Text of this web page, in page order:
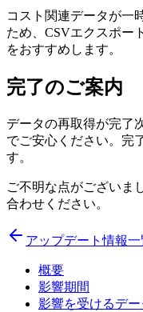
コスト関連データが一
ため、CSVエクスポー
をおすすめします。
完了のご案内
データの再取得が完了
でご安心ください。完
す。
ご不明な点がございま
合わせください。
アップデート情報一
概要
影響期間
影響を受けるデー